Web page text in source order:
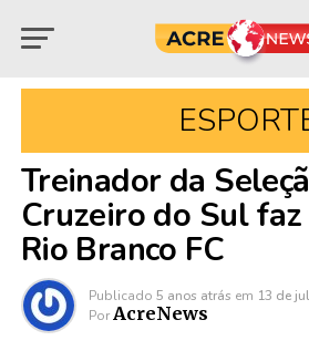
Treinador da
Cruzeiro do Sul
Rio Branco FC
Publicado 5 anos atrás em 13 de
Por AcreNews